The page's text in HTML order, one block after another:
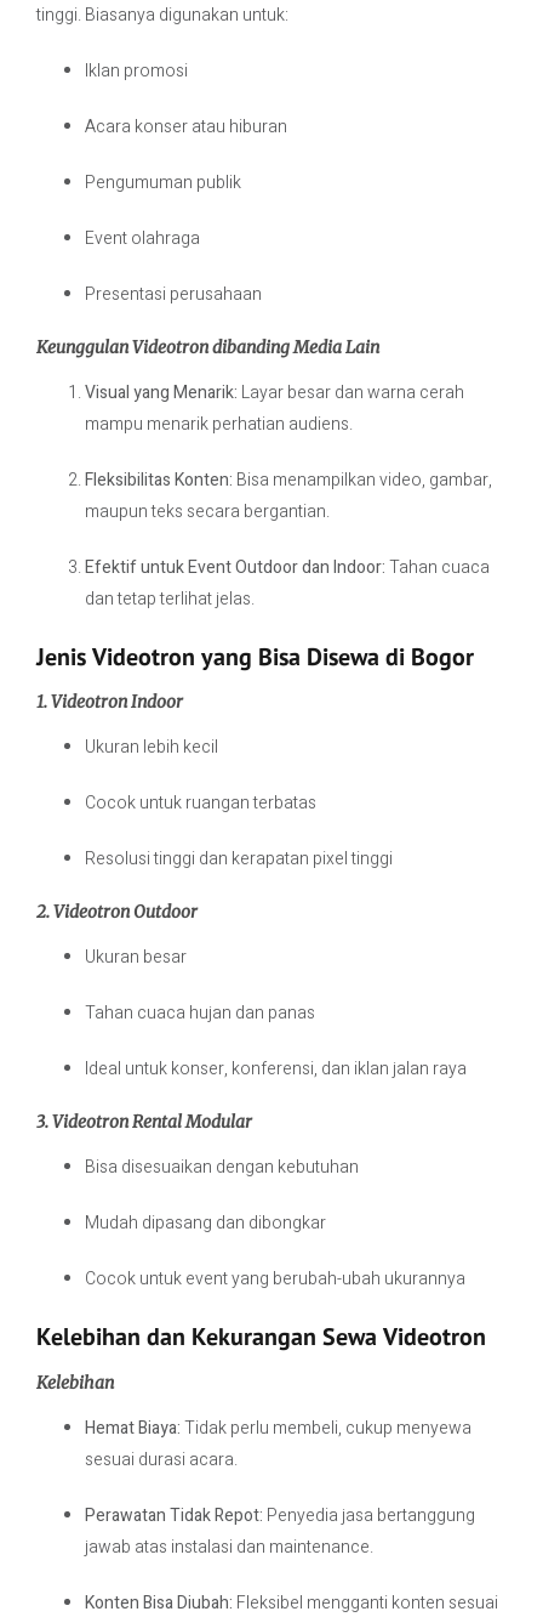
tinggi. Biasanya digunakan untuk:
Iklan promosi
Acara konser atau hiburan
Pengumuman publik
Event olahraga
Presentasi perusahaan
Keunggulan Videotron dibanding Media Lain
Visual yang Menarik: Layar besar dan warna cerah
mampu menarik perhatian audiens.
Fleksibilitas Konten: Bisa menampilkan video, gambar,
maupun teks secara bergantian.
Efektif untuk Event Outdoor dan Indoor:Tahan cuaca
dan tetap terlihat jelas.
Jenis Videotron yang Bisa Disewa di Bogor
1. Videotron Indoor
Ukuran lebih kecil
Cocok untuk ruangan terbatas
Resolusi tinggi dan kerapatan pixel tinggi
2. Videotron Outdoor
Ukuran besar
Tahan cuaca hujan dan panas
Ideal untuk konser, konferensi, dan iklan jalan raya
3. Videotron Rental Modular
Bisa disesuaikan dengan kebutuhan
Mudah dipasang dan dibongkar
Cocok untuk event yang berubah-ubah ukurannya
Kelebihan dan Kekurangan Sewa Videotron
Kelebihan
Hemat Biaya:Tidak perlu membeli, cukup menyewa
sesuai durasi acara.
Perawatan Tidak Repot: Penyedia jasa bertanggung
jawab atas instalasi dan maintenance.
Konten Bisa Diubah: Fleksibel mengganti konten sesuai